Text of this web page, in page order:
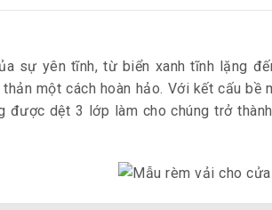
sự yên tĩnh, từ biển xanh tĩnh lặng
một cách hoàn hảo. Với kết cấu
được dệt 3 lớp làm cho chúng trở